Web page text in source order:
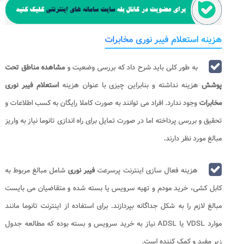
هزینه استعلام فیبر نوری مخابرات
به طور کلی باید شرح داد که بررسی وضعیت و مشاهده مناطق تحت
پوششهزینه نداشته و بنابراین چیزی با عنوان هزینهاستعلام فیبر نوری
مخابراتوجود ندارد. افراد می توانند به صورت کاملا رایگان به کسب اطلاعات و
تحقیق و بررسی پرداخته اما در صورت تمایل برای راه اندازی تانوما نیاز به واریز
مبالغ مورد نظر دارند.
هزینه فعال سازی اینترنت پرسرعتفیبر نوری شامل مبالغ مربوط به
کابل کشی، خرید مودم و تهیه سرویس یا بسته شده و متقاضیان می بایست
مبالغ لازم را به شکل جداگانه بپردازند. برای استفاده از اینترنت تانوما مانند
موارد VDSL یا ADSL نیاز به خرید سرویس و بسته بوده که مطالعه جدول
زیر مفید و کمک کننده است.